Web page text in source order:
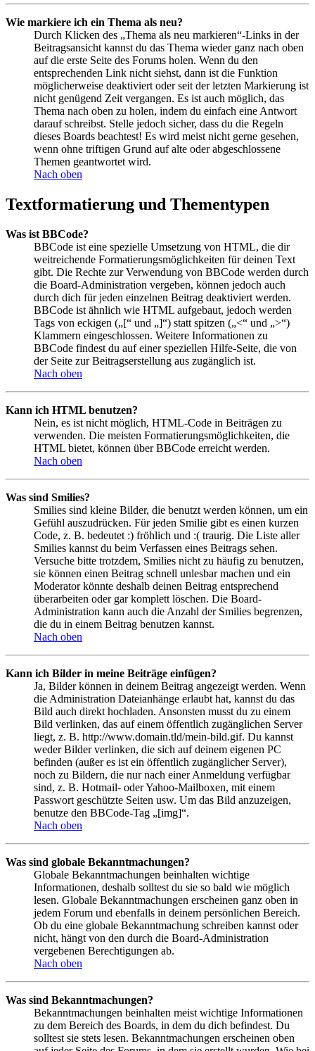
Wie markiere ich ein Thema als neu?
Durch Klicken des „Thema als neu markieren“-Links in der
Beitragsansicht kannst du das Thema wieder ganz nach oben
auf die erste Seite des Forums holen. Wenn du den
entsprechenden Link nicht siehst, dann ist die Funktion
möglicherweise deaktiviert oder seit der letzten Markierung ist
nicht genügend Zeit vergangen. Es ist auch möglich, das
Thema nach oben zu holen, indem du einfach eine Antwort
darauf schreibst. Stelle jedoch sicher, dass du die Regeln
dieses Boards beachtest! Es wird meist nicht gerne gesehen,
wenn ohne triftigen Grund auf alte oder abgeschlossene
Themen geantwortet wird.
Nach oben
Textformatierung und Thementypen
Was ist BBCode?
BBCode ist eine spezielle Umsetzung von HTML, die dir
weitreichende Formatierungsmöglichkeiten für deinen Text
gibt. Die Rechte zur Verwendung von BBCode werden durch
die Board-Administration vergeben, können jedoch auch
durch dich für jeden einzelnen Beitrag deaktiviert werden.
BBCode ist ähnlich wie HTML aufgebaut, jedoch werden
Tags von eckigen („[“ und „]“) statt spitzen („<“ und „>“)
Klammern eingeschlossen. Weitere Informationen zu
BBCode findest du auf einer speziellen Hilfe-Seite, die von
der Seite zur Beitragserstellung aus zugänglich ist.
Nach oben
Kann ich HTML benutzen?
Nein, es ist nicht möglich, HTML-Code in Beiträgen zu
verwenden. Die meisten Formatierungsmöglichkeiten, die
HTML bietet, können über BBCode erreicht werden.
Nach oben
Was sind Smilies?
Smilies sind kleine Bilder, die benutzt werden können, um ein
Gefühl auszudrücken. Für jeden Smilie gibt es einen kurzen
Code, z. B. bedeutet :) fröhlich und :( traurig. Die Liste aller
Smilies kannst du beim Verfassen eines Beitrags sehen.
Versuche bitte trotzdem, Smilies nicht zu häufig zu benutzen,
sie können einen Beitrag schnell unlesbar machen und ein
Moderator könnte deshalb deinen Beitrag entsprechend
überarbeiten oder gar komplett löschen. Die Board-
Administration kann auch die Anzahl der Smilies begrenzen,
die du in einem Beitrag benutzen kannst.
Nach oben
Kann ich Bilder in meine Beiträge einfügen?
Ja, Bilder können in deinem Beitrag angezeigt werden. Wenn
die Administration Dateianhänge erlaubt hat, kannst du das
Bild auch direkt hochladen. Ansonsten musst du zu einem
Bild verlinken, das auf einem öffentlich zugänglichen Server
liegt, z. B. http://www.domain.tld/mein-bild.gif. Du kannst
weder Bilder verlinken, die sich auf deinem eigenen PC
befinden (außer es ist ein öffentlich zugänglicher Server),
noch zu Bildern, die nur nach einer Anmeldung verfügbar
sind, z. B. Hotmail- oder Yahoo-Mailboxen, mit einem
Passwort geschützte Seiten usw. Um das Bild anzuzeigen,
benutze den BBCode-Tag „[img]“.
Nach oben
Was sind globale Bekanntmachungen?
Globale Bekanntmachungen beinhalten wichtige
Informationen, deshalb solltest du sie so bald wie möglich
lesen. Globale Bekanntmachungen erscheinen ganz oben in
jedem Forum und ebenfalls in deinem persönlichen Bereich.
Ob du eine globale Bekanntmachung schreiben kannst oder
nicht, hängt von den durch die Board-Administration
vergebenen Berechtigungen ab.
Nach oben
Was sind Bekanntmachungen?
Bekanntmachungen beinhalten meist wichtige Informationen
zu dem Bereich des Boards, in dem du dich befindest. Du
solltest sie stets lesen. Bekanntmachungen erscheinen oben